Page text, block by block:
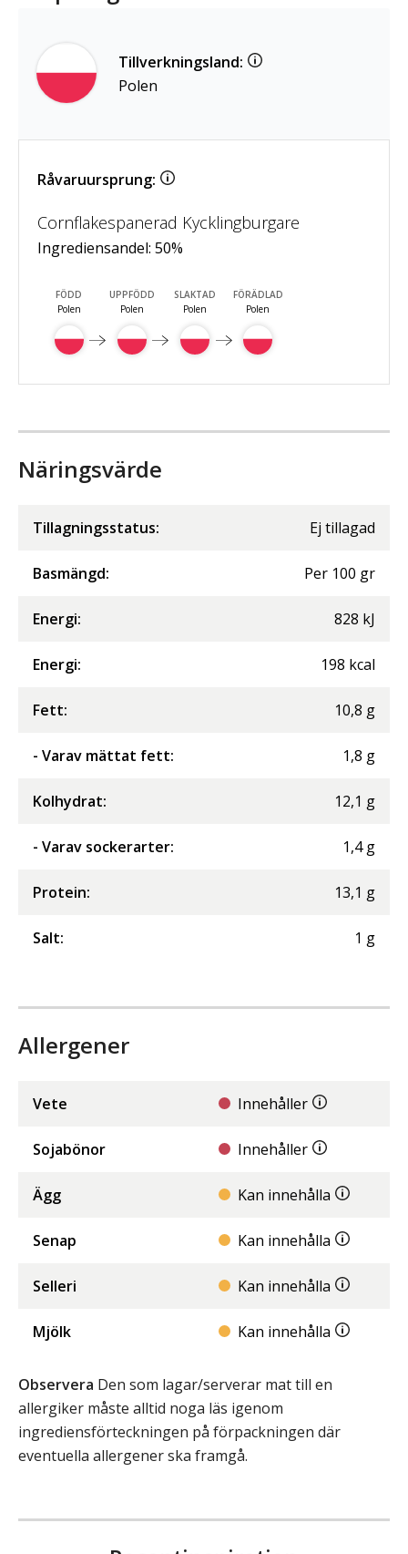
Tillverkningsland:
Polen
Råvaruursprung:
Cornflakespanerad Kycklingburgare
Ingrediensandel: 50%
FÖDD
Polen
UPPFÖDD
Polen
SLAKTAD
Polen
FÖRÄDLAD
Polen
Näringsvärde
Tillagningsstatus: Ej tillagad
Basmängd: Per 100 gr
Energi: 828 kJ
Energi: 198 kcal
Fett: 10,8 g
- Varav mättat fett: 1,8 g
Kolhydrat: 12,1 g
- Varav sockerarter: 1,4 g
Protein: 13,1 g
Salt: 1 g
Allergener
Vete Innehåller
Sojabönor Innehåller
Ägg Kan innehålla
Senap Kan innehålla
Selleri Kan innehålla
Mjölk Kan innehålla
Observera Den som lagar/serverar mat till en
allergiker måste alltid noga läs igenom
ingrediensförteckningen på förpackningen där
eventuella allergener ska framgå.